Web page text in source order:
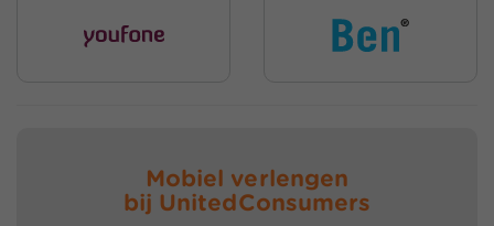
Mobiel verlengen
bij UnitedConsumers